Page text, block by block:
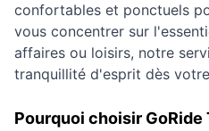
confortables et ponctuels
vous concentrer sur
affaires ou loisirs, notre
tranquillité d'esprit dès
Pourquoi choisir GoRide